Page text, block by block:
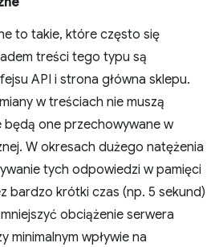
to takie, które często się
treści tego typu są
API i strona główna sklepu.
w treściach nie muszą
będą one przechowywane w
W okresach dużego natężenia
tych odpowiedzi w pamięci
bardzo krótki czas (np. 5 sekund)
obciążenie serwera
minimalnym wpływie na